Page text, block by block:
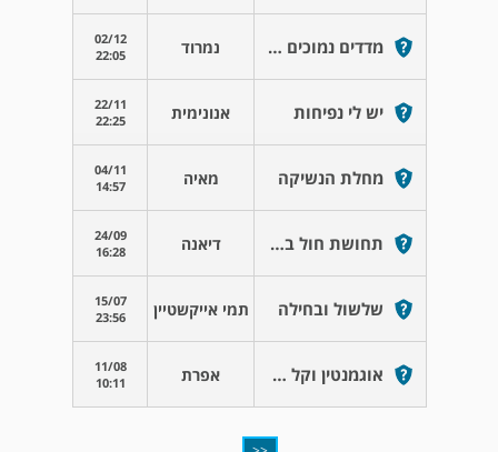
מדדים נמוכים בספירת דם נמרוד
02/12
22:05
יש לי נפיחות אנונימית
22/11
22:25
מחלת הנשיקה מאיה
04/11
14:57
תחושת חול בשפה התחתונה דיאנה
24/09
16:28
שלשול ובחילה תמי אייקשטיין
15/07
23:56
אוגמנטין וקל בטן אפרת
11/08
10:11